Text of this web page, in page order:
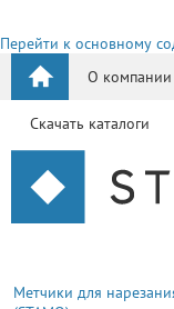
Перейти к основному
О компании
Скачать каталоги
Метчики для